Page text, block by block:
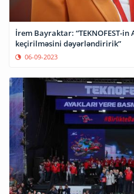
İrem Bayraktar: “TEKNOFEST-
keçirilməsini dəyərləndiririk”
06-09-2023